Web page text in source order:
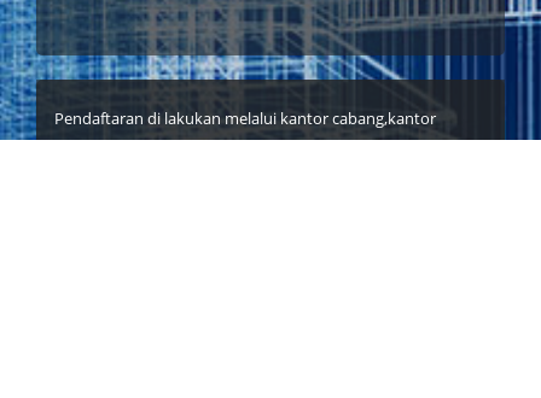
Pendaftaran di lakukan melalui kantor cabang,kantor
cabang pembantu dan Sentra Layanan Prioritas